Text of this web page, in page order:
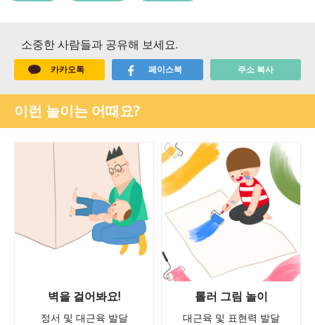
소중한 사람들과 공유해 보세요.
카카오톡 페이스북 주소 복사
이런 놀이는 어때요?
벽을 걸어봐요!
정서 및 대근육 발달
롤러 그림 놀이
대근육 및 표현력 발달